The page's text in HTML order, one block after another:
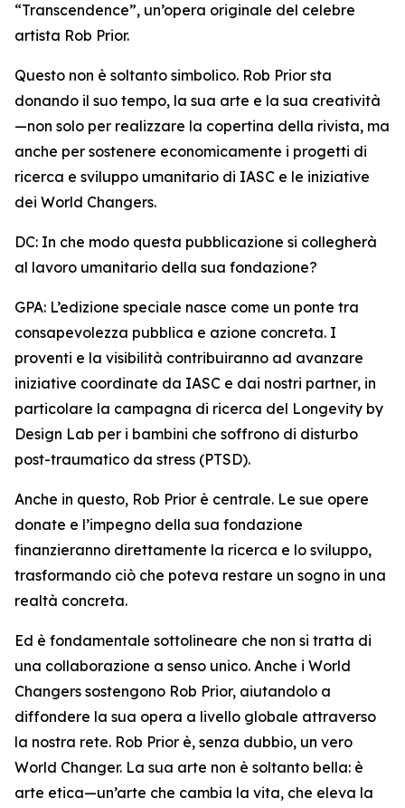
“Transcendence”, un’opera originale del celebre
artista Rob Prior.
Questo non è soltanto simbolico. Rob Prior sta
donando il suo tempo, la sua arte e la sua creatività
—non solo per realizzare la copertina della rivista, ma
anche per sostenere economicamente i progetti di
ricerca e sviluppo umanitario di IASC e le iniziative
dei World Changers.
DC: In che modo questa pubblicazione si collegherà
al lavoro umanitario della sua fondazione?
GPA: L’edizione speciale nasce come un ponte tra
consapevolezza pubblica e azione concreta. I
proventi e la visibilità contribuiranno ad avanzare
iniziative coordinate da IASC e dai nostri partner, in
particolare la campagna di ricerca del Longevity by
Design Lab per i bambini che soffrono di disturbo
post-traumatico da stress (PTSD).
Anche in questo, Rob Prior è centrale. Le sue opere
donate e l’impegno della sua fondazione
finanzieranno direttamente la ricerca e lo sviluppo,
trasformando ciò che poteva restare un sogno in una
realtà concreta.
Ed è fondamentale sottolineare che non si tratta di
una collaborazione a senso unico. Anche i World
Changers sostengono Rob Prior, aiutandolo a
diffondere la sua opera a livello globale attraverso
la nostra rete. Rob Prior è, senza dubbio, un vero
World Changer. La sua arte non è soltanto bella: è
arte etica—un’arte che cambia la vita, che eleva la